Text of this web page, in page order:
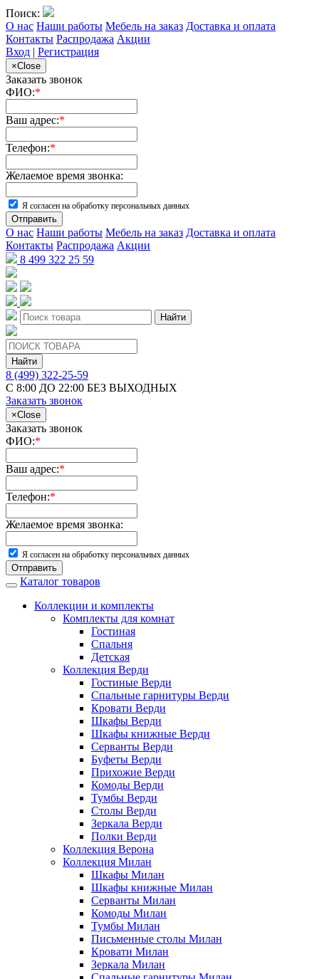
Поиск:
О нас Наши работы Мебель на заказ Доставка и оплата
Контакты Распродажа Акции
Вход | Регистрация
×Close
Заказать звонок
ФИО:*
Ваш адрес:*
Телефон:*
Желаемое время звонка:
Я согласен на обработку персональных данных
Отправить
О нас Наши работы Мебель на заказ Доставка и оплата
Контакты Распродажа Акции
8 499 322 25 59
Найти
Найти
8 (499) 322-25-59
С 8:00 ДО 22:00 БЕЗ ВЫХОДНЫХ
Заказать звонок
×Close
Заказать звонок
ФИО:*
Ваш адрес:*
Телефон:*
Желаемое время звонка:
Я согласен на обработку персональных данных
Отправить
Каталог товаров
Коллекции и комплекты
Комплекты для комнат
Гостиная
Спальня
Детская
Коллекция Верди
Гостиные Верди
Спальные гарнитуры Верди
Кровати Верди
Шкафы Верди
Шкафы книжные Верди
Серванты Верди
Буфеты Верди
Прихожие Верди
Комоды Верди
Тумбы Верди
Столы Верди
Зеркала Верди
Полки Верди
Коллекция Верона
Коллекция Милан
Шкафы Милан
Шкафы книжные Милан
Серванты Милан
Комоды Милан
Тумбы Милан
Письменные столы Милан
Кровати Милан
Зеркала Милан